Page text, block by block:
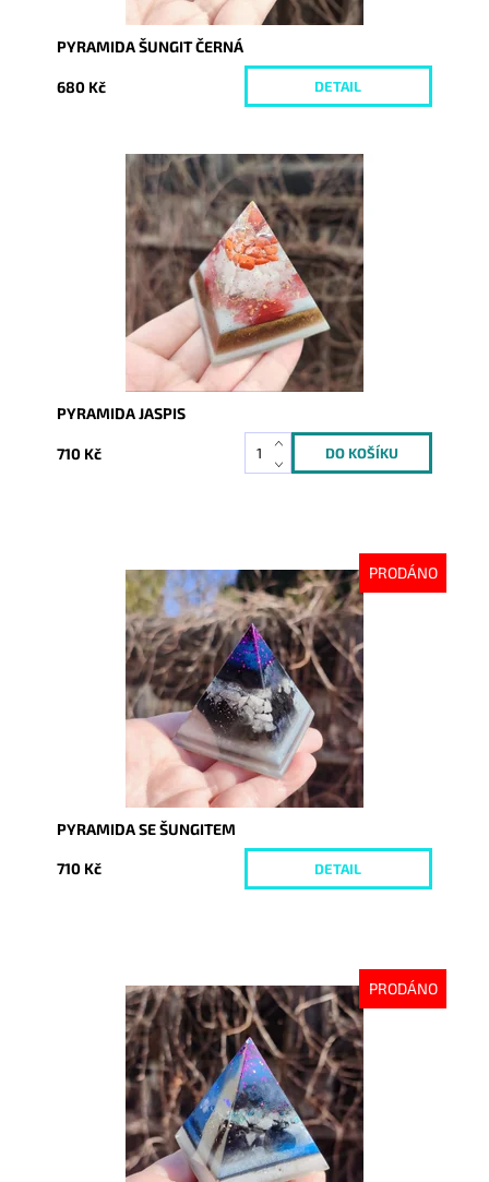
PYRAMIDA ŠUNGIT ČERNÁ
680 Kč DETAIL
Dostupnost:
Skladem
8079
PYRAMIDA JASPIS
710 Kč
PRODÁNO
Dostupnost:
Vyprodáno
8348
PYRAMIDA SE ŠUNGITEM
710 Kč DETAIL
PRODÁNO
Dostupnost:
Vyprodáno
8350